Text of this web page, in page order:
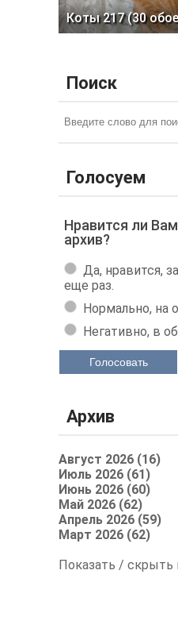
Коты 217 (30
Поиск
Голосуем
Нравится ли
архив?
Да, нравится,
еще раз.
Нормально, на
Негативно, в
Голосовать
Архив
Август 2026 (16)
Июль 2026 (61)
Июнь 2026 (60)
Май 2026 (62)
Апрель 2026 (59)
Март 2026 (62)
Показать / скрыть